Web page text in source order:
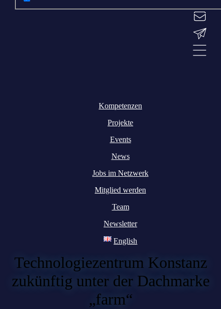
Kompetenzen
Projekte
Events
News
Jobs im Netzwerk
Mitglied werden
Team
Newsletter
English
Technologiezentrum Konstanz
zukünftig unter der Dachmarke
„farm“